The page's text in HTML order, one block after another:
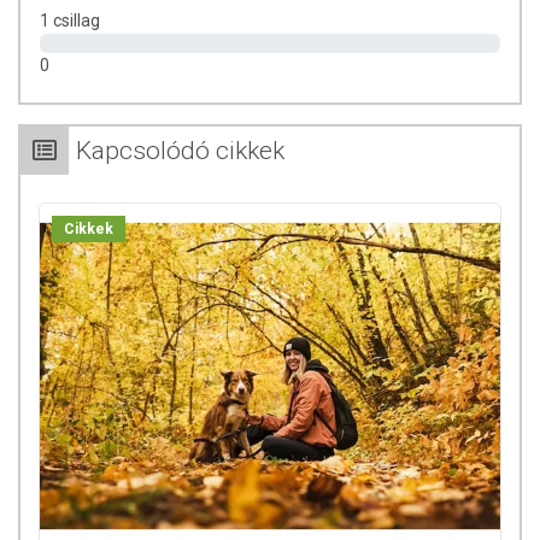
kisebb mértékben szárított virágpor csomagolása ill.
értékesítése jelenti.
hogy naprakészek legyenek. Szeretnénk felhívni azonban a figyelmet,
hogy ennek ellenére a webshopon szereplő adatok (beleértve a
tájékoztató jellegűek, a tényleges értékek eltérhetnek az élelmiszerek
természetéből adódóan. A friss, aktuális információkat a termékek
csomagolásán találják meg.
1 csillag
0
Kapcsolódó cikkek
Cikkek